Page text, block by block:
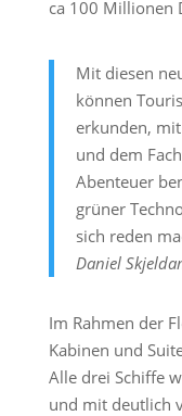
ca 100 Millionen
Mit diesen
können
erkunden,
und dem
Abenteuer
grüner
sich reden
Daniel
Im Rahmen der
Kabinen und
Alle drei Schiffe
und mit deutlich